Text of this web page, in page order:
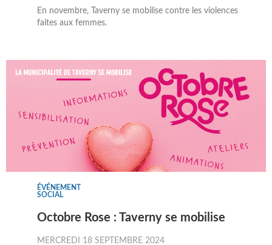
En novembre, Taverny se mobilise contre les violences
faites aux femmes.
ÉVÉNEMENT
SOCIAL
Octobre Rose : Taverny se mobilise
MERCREDI 18 SEPTEMBRE 2024